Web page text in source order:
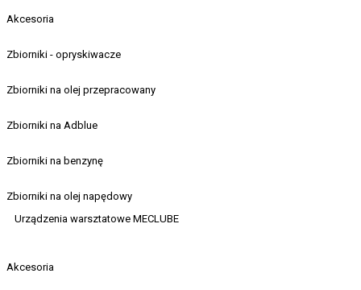
Akcesoria
Zbiorniki - opryskiwacze
Zbiorniki na olej przepracowany
Zbiorniki na Adblue
Zbiorniki na benzynę
Zbiorniki na olej napędowy
Urządzenia warsztatowe MECLUBE
Akcesoria